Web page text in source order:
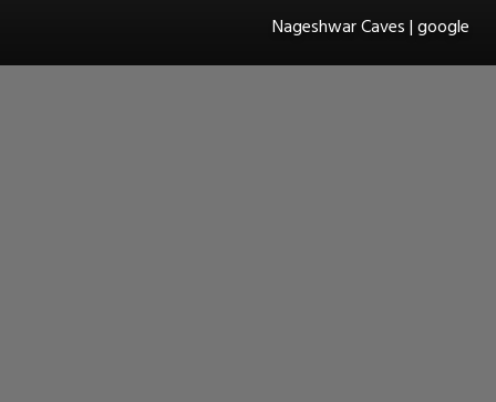
Nageshwar Caves | google